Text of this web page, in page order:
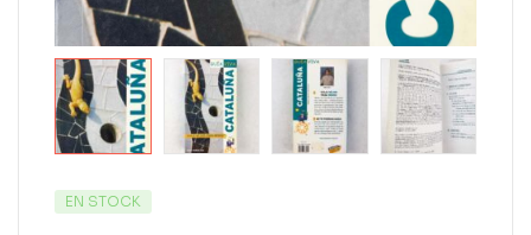
EN STOCK